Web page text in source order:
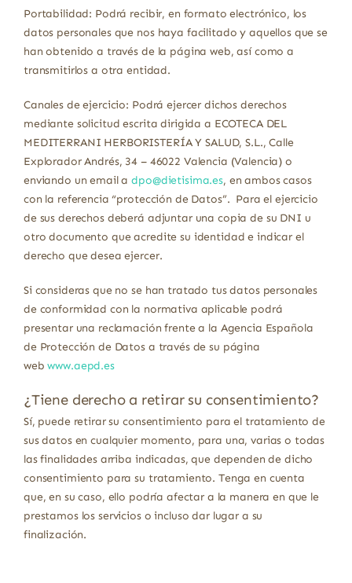
Portabilidad: Podrá recibir, en formato electrónico, los
datos personales que nos haya facilitado y aquellos que se
han obtenido a través de la página web, así como a
transmitirlos a otra entidad.
Canales de ejercicio: Podrá ejercer dichos derechos
mediante solicitud escrita dirigida a ECOTECA DEL
MEDITERRANI HERBORISTERÍA Y SALUD, S.L., Calle
Explorador Andrés, 34 – 46022 Valencia (Valencia) o
enviando un email adpo@dietisima.es, en ambos casos
con la referencia “protección de Datos”. Para el ejercicio
de sus derechos deberá adjuntar una copia de su DNI u
otro documento que acredite su identidad e indicar el
derecho que desea ejercer.
Si consideras que no se han tratado tus datos personales
de conformidad con la normativa aplicable podrá
presentar una reclamación frente a la Agencia Española
de Protección de Datos a través de su página
webwww.aepd.es
¿Tiene derecho a retirar su consentimiento?
Sí, puede retirar su consentimiento para el tratamiento de
sus datos en cualquier momento, para una, varias o todas
las finalidades arriba indicadas, que dependen de dicho
consentimiento para su tratamiento. Tenga en cuenta
que, en su caso, ello podría afectar a la manera en que le
prestamos los servicios o incluso dar lugar a su
finalización.